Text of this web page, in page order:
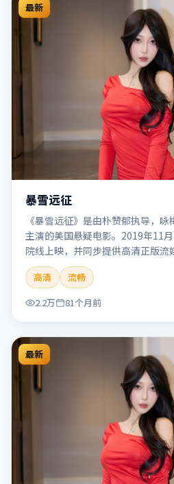
最新
暴雪远征
《暴雪远征》是由朴赞郁执导，
主演的美国悬疑电影。2019年11
院线上映，并同步提供高清正版流
点：悬念层层推进，线索相互勾连
理爱好者。本片适合检索「暴雪远
「美国」「2019」「2019-11-22
简介与主创信息。
高清
流畅
2.2万
81个月前
最新